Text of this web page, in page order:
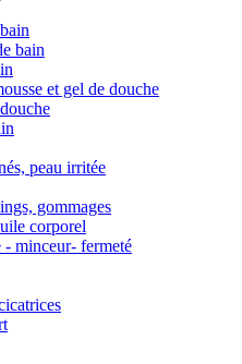
bain
et gel de douche
peau irritée
gommages
corporel
minceur- fermeté